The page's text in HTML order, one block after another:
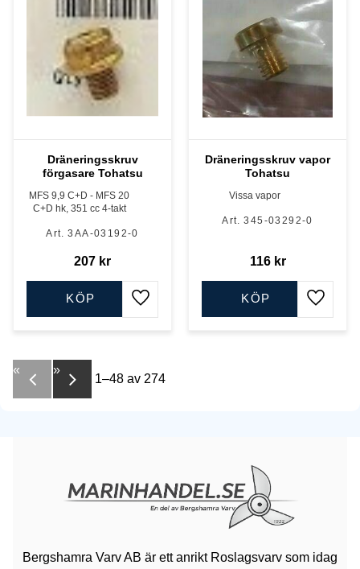
Dräneringsskruv
förgasare Tohatsu
MFS 9,9 C+D - MFS 20
C+D hk, 351 cc 4-takt
3AA-03192-0
207 kr
Lägg till i favoriter
KÖP
Dräneringsskruv vapor
Tohatsu
Vissa vapor
345-03292-0
116kr
Lägg
KÖP
1–48 av 274
« »
Bergshamra Varv AB är ett anrikt Roslagsvarv som idag